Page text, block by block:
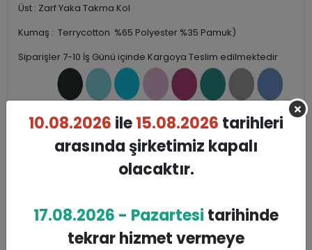
Üst : Zarf Yaka Takma Kol
Kumaş : Terrycotton %65 Polyester %35 Pamuk)
Siparişler 7-10 İş Günü içinde Kargoya Teslim edilmektedir
10.08.2026 ile15.08.2026 tarihleri
arasında şirketimiz kapalı
olacaktır.
17.08.2026 - Pazartesi tarihinde
tekrar hizmet vermeye